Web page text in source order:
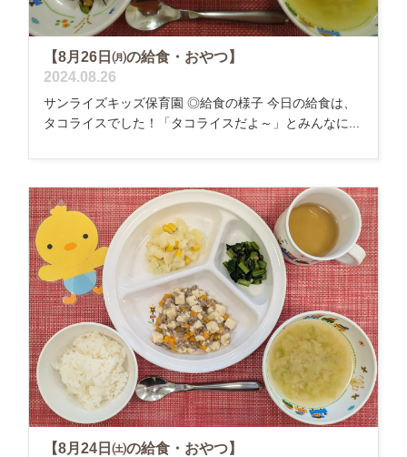
【8月26日㈪の給食・おやつ】
2024.08.26
サンライズキッズ保育園 ◎給食の様子 今日の給食は、
タコライスでした！「タコライスだよ～」とみんなに...
【8月24日㈯の給食・おやつ】